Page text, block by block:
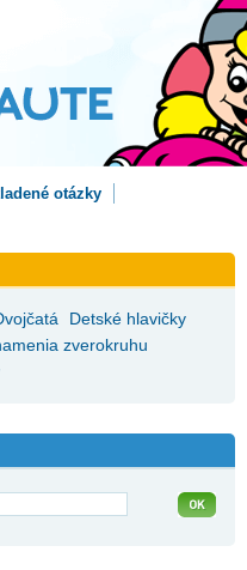
otázky
Detské hlavičky
zverokruhu